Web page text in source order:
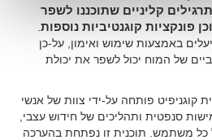
קליניים שתוכננו לשפר
פונקציות קוגנטיביות נוספות
באמצעות שימוש ואימון, על-כן
של המוח יכול לשפר את יכולת
קוגניפיט פותחה על-ידי צוות של אנשי
סנפטית ותהליכים של חידוש עצבי,
כל משתמש. תוכנית זו נפתחת בהערכה